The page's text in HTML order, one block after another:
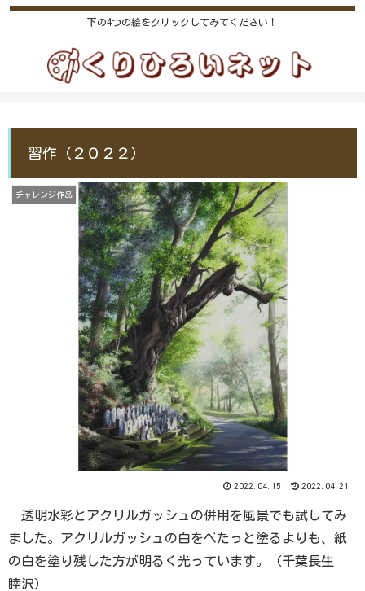
下の4つの絵をクリックしてみてください！
習作（２０２２）
チャレンジ作品
2022.04.15 2022.04.21
透明水彩とアクリルガッシュの併用を風景でも試してみ
ました。アクリルガッシュの白をべたっと塗るよりも、紙
の白を塗り残した方が明るく光っています。（千葉長生
睦沢）